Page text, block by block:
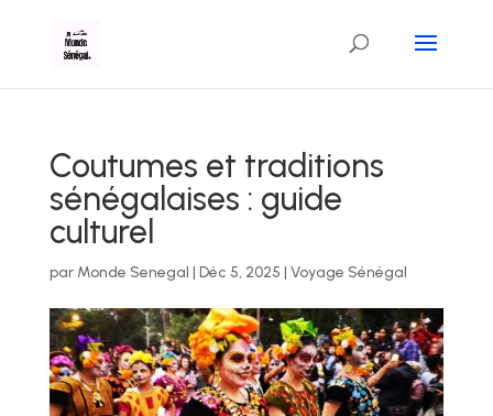
Coutumes et traditions
sénégalaises : guide
culturel
par Monde Senegal | Déc 5, 2025 | Voyage Sénégal